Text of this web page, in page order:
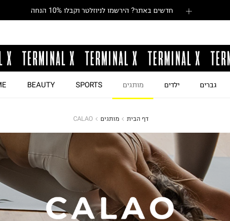
חדשים באתר? הירשמו לניוזלטר וקבלו 10% הנחה
גברים ילדים מותגים SPORTS
BEAUTY
דף הבית מותגים CALAO